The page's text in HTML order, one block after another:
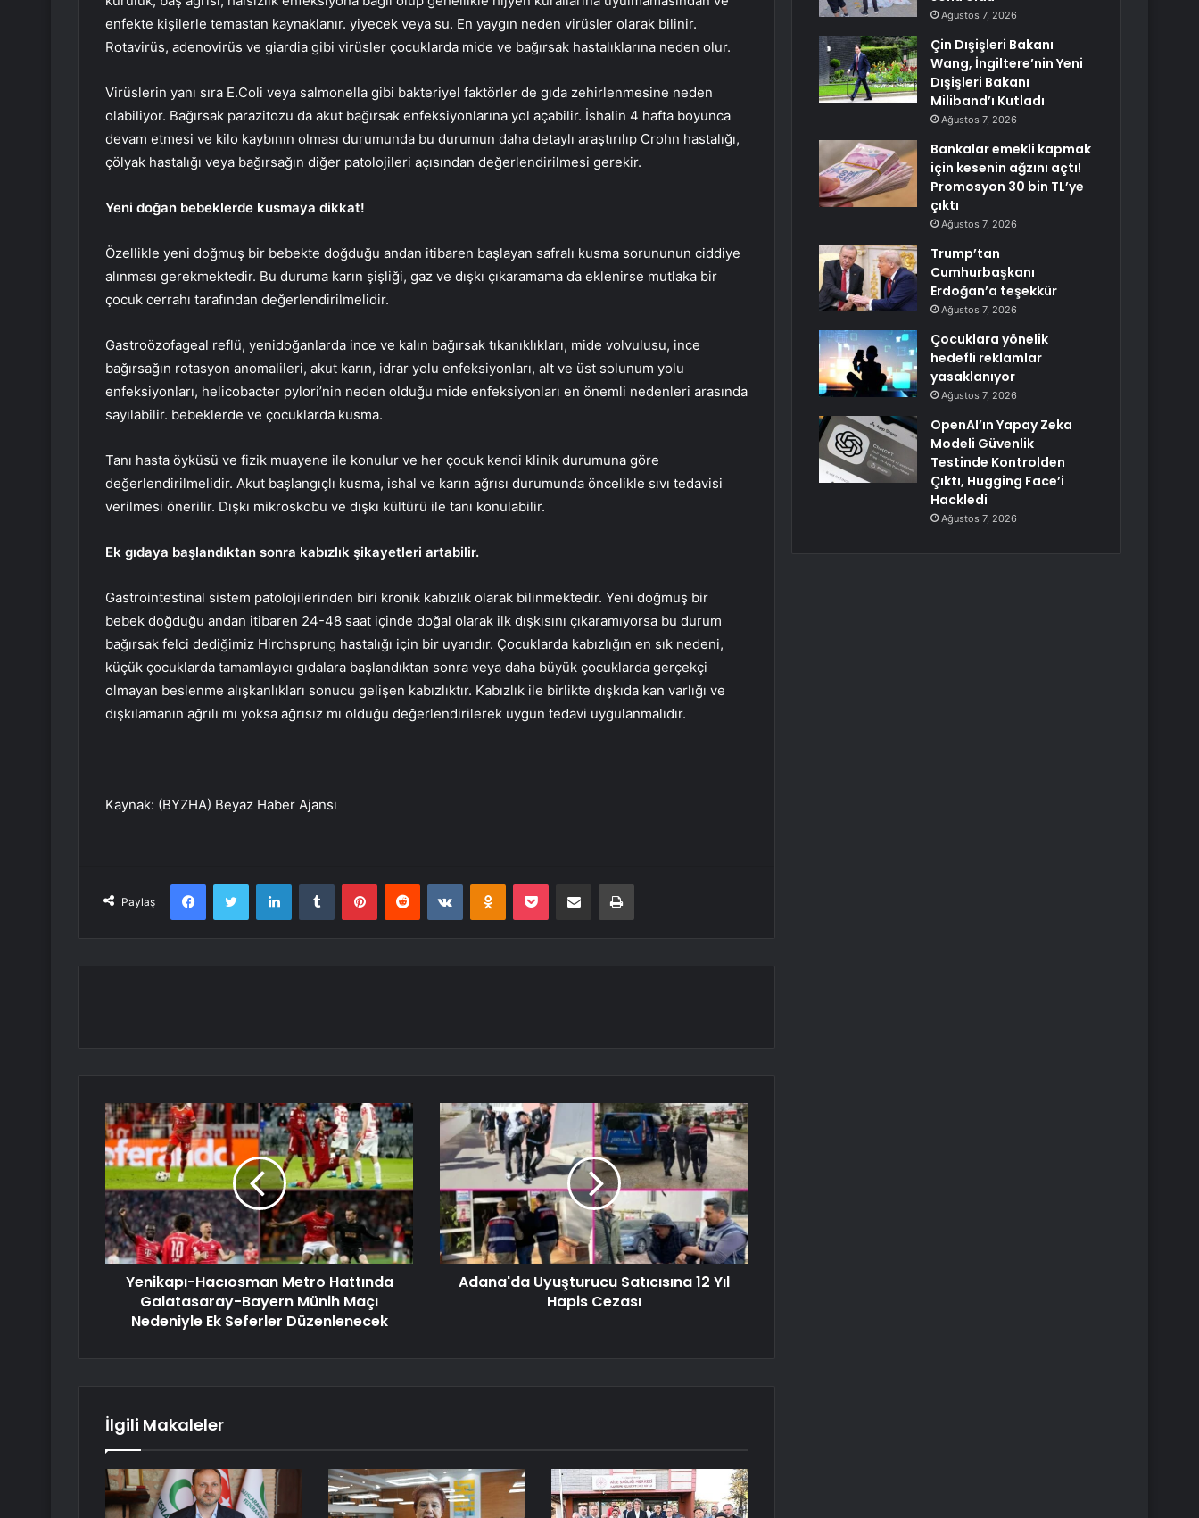
enfekte kişilerle temastan kaynaklanır. yiyecek veya su. En yaygın neden virüsler olarak bilinir.
Rotavirüs, adenovirüs ve giardia gibi virüsler çocuklarda mide ve bağırsak hastalıklarına neden olur.
Virüslerin yanı sıra E.Coli veya salmonella gibi bakteriyel faktörler de gıda zehirlenmesine neden
olabiliyor. Bağırsak parazitozu da akut bağırsak enfeksiyonlarına yol açabilir. İshalin 4 hafta boyunca
devam etmesi ve kilo kaybının olması durumunda bu durumun daha detaylı araştırılıp Crohn hastalığı,
çölyak hastalığı veya bağırsağın diğer patolojileri açısından değerlendirilmesi gerekir.
Yeni doğan bebeklerde kusmaya dikkat!
Özellikle yeni doğmuş bir bebekte doğduğu andan itibaren başlayan safralı kusma sorununun ciddiye
alınması gerekmektedir. Bu duruma karın şişliği, gaz ve dışkı çıkaramama da eklenirse mutlaka bir
çocuk cerrahı tarafından değerlendirilmelidir.
Gastroözofageal reflü, yenidoğanlarda ince ve kalın bağırsak tıkanıklıkları, mide volvulusu, ince
bağırsağın rotasyon anomalileri, akut karın, idrar yolu enfeksiyonları, alt ve üst solunum yolu
enfeksiyonları, helicobacter pylori’nin neden olduğu mide enfeksiyonları en önemli nedenleri arasında
sayılabilir. bebeklerde ve çocuklarda kusma.
Tanı hasta öyküsü ve fizik muayene ile konulur ve her çocuk kendi klinik durumuna göre
değerlendirilmelidir. Akut başlangıçlı kusma, ishal ve karın ağrısı durumunda öncelikle sıvı tedavisi
verilmesi önerilir. Dışkı mikroskobu ve dışkı kültürü ile tanı konulabilir.
Ek gıdaya başlandıktan sonra kabızlık şikayetleri artabilir.
Gastrointestinal sistem patolojilerinden biri kronik kabızlık olarak bilinmektedir. Yeni doğmuş bir
bebek doğduğu andan itibaren 24-48 saat içinde doğal olarak ilk dışkısını çıkaramıyorsa bu durum
bağırsak felci dediğimiz Hirchsprung hastalığı için bir uyarıdır. Çocuklarda kabızlığın en sık nedeni,
küçük çocuklarda tamamlayıcı gıdalara başlandıktan sonra veya daha büyük çocuklarda gerçekçi
olmayan beslenme alışkanlıkları sonucu gelişen kabızlıktır. Kabızlık ile birlikte dışkıda kan varlığı ve
dışkılamanın ağrılı mı yoksa ağrısız mı olduğu değerlendirilerek uygun tedavi uygulanmalıdır.
Kaynak: (BYZHA) Beyaz Haber Ajansı
Paylaş
FacebookTwitter LinkedInTumblr PinterestReddit VKontakteOdnoklassniki
Pocket E-Posta ile paylaş Yazdır
Yenikapı-Hacıosman Metro Hattında
Galatasaray-Bayern Münih Maçı
Nedeniyle Ek Seferler Düzenlenecek
Adana'da Uyuşturucu Satıcısına 12 Yıl
Hapis Cezası
İlgili Makaleler
Ağustos 7, 2026
Çin Dışişleri Bakanı
Wang, İngiltere’nin Yeni
Dışişleri Bakanı
Miliband’ı Kutladı
Ağustos 7, 2026
Bankalar emekli kapmak
için kesenin ağzını açtı!
Promosyon 30 bin TL’ye
çıktı
Ağustos 7, 2026
Trump’tan
Cumhurbaşkanı
Erdoğan’a teşekkür
Ağustos 7, 2026
Çocuklara yönelik
hedefli reklamlar
yasaklanıyor
Ağustos 7, 2026
OpenAI’ın Yapay Zeka
Modeli Güvenlik
Testinde Kontrolden
Çıktı, Hugging Face’i
Hackledi
Ağustos 7, 2026